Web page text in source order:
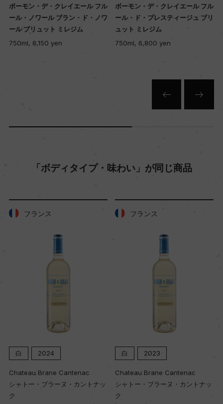
年間生産量
600000
土壌
品質分類・原産地呼称
A.O.C.シャンパーニュ
入数
6
ボーモン・デ・クレイエール フル
ール・ノワール ブラン・ド・ノワ
ール ブリュット ミレジム
750ml, 8,150 yen
ボーモン・デ・クレイエール フル
ール・ド・プレスティージュ ブリ
ュット ミレジム
750ml, 6,800 yen
「ボディタイプ・味わい」が同じ商品
フランス
白 2024
Chateau Brane Cantenac
シャトー・ブラーヌ・カントナッ
ク
フランス
白 2023
Chateau Brane Cantenac
シャトー・ブラーヌ・カントナッ
ク